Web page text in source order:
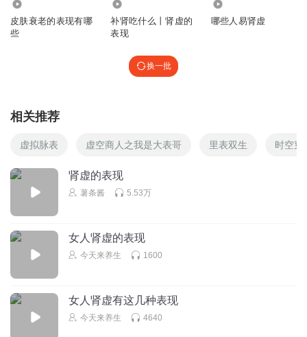
皮肤衰老的表现有哪
些
补肾吃什么丨肾虚的
表现
哪些人易肾虚
换一批
相关推荐
虚拟脉表 虚空商人之我是大表哥 里表双生 时空穿
肾虚的表现
薯条酱 5.53万
女人肾虚的表现
今天来养生 1600
女人肾虚有这几种表现
今天来养生 4640